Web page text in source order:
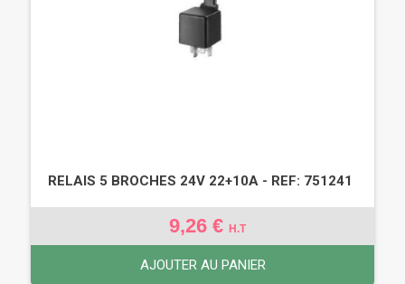
RELAIS 5 BROCHES 24V 22+10A - REF: 751241
9,26 € H.T
AJOUTER AU PANIER